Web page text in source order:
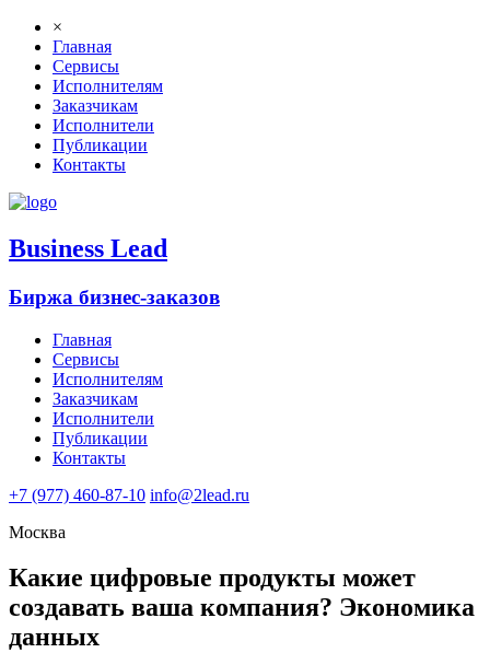
×
Главная
Сервисы
Исполнителям
Заказчикам
Исполнители
Публикации
Контакты
Business Lead
Биржа бизнес-заказов
Главная
Сервисы
Исполнителям
Заказчикам
Исполнители
Публикации
Контакты
+7 (977) 460-87-10 info@2lead.ru
Москва
Какие цифровые продукты может
создавать ваша компания? Экономика
данных